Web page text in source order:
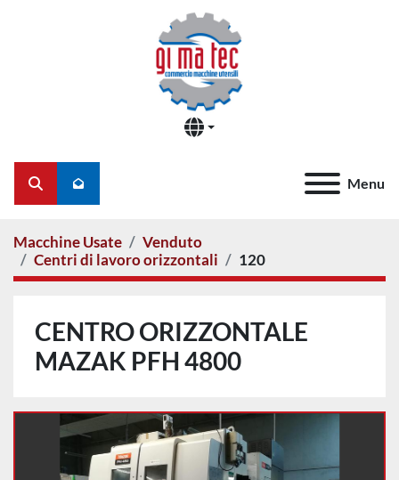
Menu
Cerca
Macchine Usate
Venduto
Centri di lavoro orizzontali
120
CENTRO ORIZZONTALE
MAZAK PFH 4800